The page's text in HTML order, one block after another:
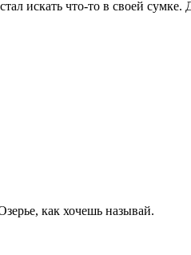
искать что-то в своей
как хочешь называй.